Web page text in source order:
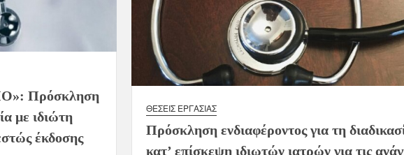
Πρόσκληση
με ιδιώτη
έκδοσης
ΘΈΣΕΙΣ ΕΡΓΑΣΊΑΣ
Πρόσκληση ενδιαφέροντος για τη
κατ’ επίσκεψη ιδιωτών ιατρών για τις